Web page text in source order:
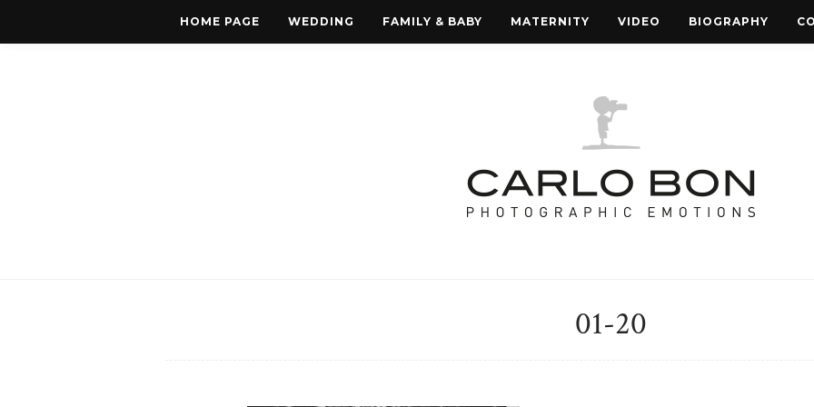
HOME PAGE WEDDING FAMILY & BABY MATERNITY VIDEO BIOGRAPHY
01-20